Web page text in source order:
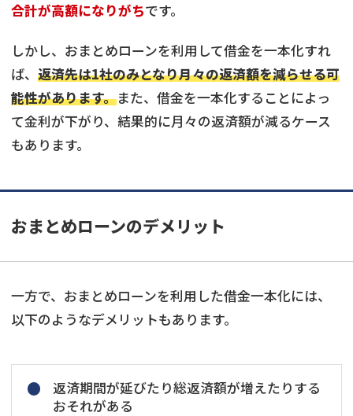
合計が高額になりがちです。
しかし、おまとめローンを利用して借金を一本化すれ
ば、 返済先は1社のみとなり月々の返済額を減らせる可
能性があります。また、借金を一本化することによっ
て金利が下がり、結果的に月々の返済額が減るケース
もあります。
おまとめローンのデメリット
一方で、おまとめローンを利用した借金一本化には、
以下のようなデメリットもあります。
返済期間が延びたり総返済額が増えたりする
おそれがある